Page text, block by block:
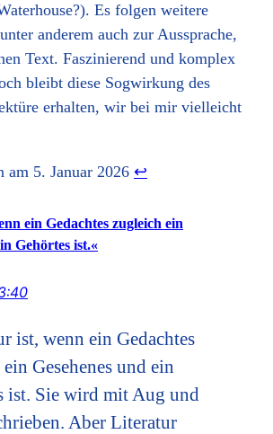
Es folgen weitere
anderem auch zur Aussprache,
Text. Faszinierend und komplex
bleibt diese Sogwirkung des
erhalten, wir bei mir vielleicht
am 5. Januar 2026 ↩︎
ein Gedachtes zugleich ein
Gehörtes ist.«
ist, wenn ein Gedachtes
Gesehenes und ein
ist. Sie wird mit Aug und
Aber Literatur